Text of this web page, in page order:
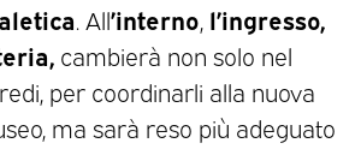
. All’interno l’ingresso,
cambierà non solo nel
per coordinarli alla nuova
ma sarà reso più adeguato